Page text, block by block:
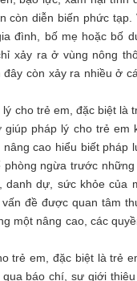
còn diễn biến phức tạp.
đình, bố mẹ hoặc bố
xảy ra ở vùng nông
còn xảy ra nhiều ở
cho trẻ em, đặc biệt là
pháp lý cho trẻ em
cao hiểu biết pháp
ngừa trước
dự, sức khỏe của
đề được quan tâm
một nâng cao, các
trẻ em, đặc biệt là trẻ
báo chí, sự giới